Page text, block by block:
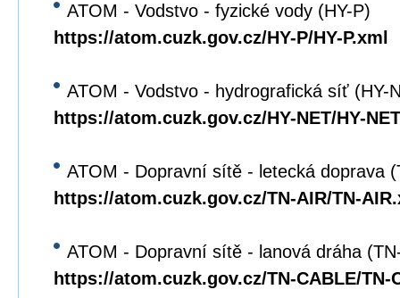
ATOM - Vodstvo - fyzické vody (HY-P)
https://atom.cuzk.gov.cz/HY-P/HY-P.xml
ATOM - Vodstvo - hydrografická síť (HY-
https://atom.cuzk.gov.cz/HY-NET/HY-
ATOM - Dopravní sítě - letecká doprava
https://atom.cuzk.gov.cz/TN-AIR/TN-
ATOM - Dopravní sítě - lanová dráha
https://atom.cuzk.gov.cz/TN-CABLE/TN-